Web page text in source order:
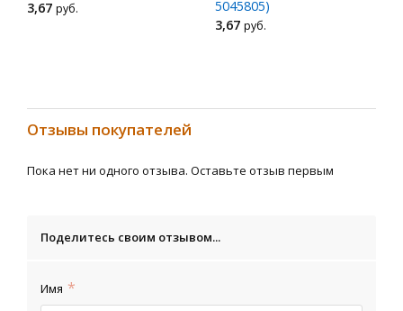
3,67 руб.
5045805)
3,67 руб.
Отзывы покупателей
Пока нет ни одного отзыва. Оставьте отзыв первым
Поделитесь своим отзывом...
Имя